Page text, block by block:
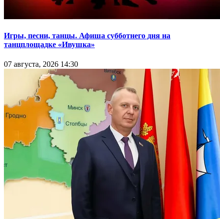
Игры, песни, танцы. Афиша субботнего дня на
танцплощадке «Ивушка»
07 августа, 2026 14:30